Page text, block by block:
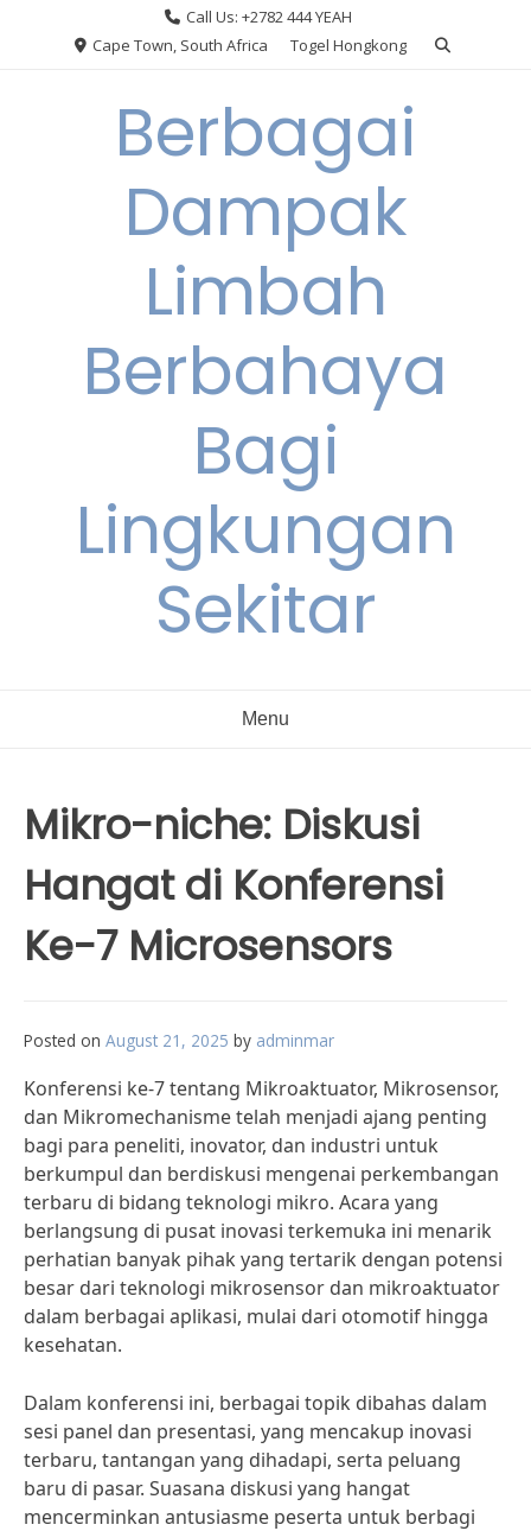
Call Us: +2782 444 YEAH
Cape Town, South Africa
Togel Hongkong
Berbagai
Dampak
Limbah
Berbahaya
Bagi
Lingkungan
Sekitar
Menu
Mikro-niche: Diskusi
Hangat di Konferensi
Ke-7 Microsensors
Posted on August 21, 2025 by adminmar
Konferensi ke-7 tentang Mikroaktuator, Mikrosensor,
dan Mikromechanisme telah menjadi ajang penting
bagi para peneliti, inovator, dan industri untuk
berkumpul dan berdiskusi mengenai perkembangan
terbaru di bidang teknologi mikro. Acara yang
berlangsung di pusat inovasi terkemuka ini menarik
perhatian banyak pihak yang tertarik dengan potensi
besar dari teknologi mikrosensor dan mikroaktuator
dalam berbagai aplikasi, mulai dari otomotif hingga
kesehatan.
Dalam konferensi ini, berbagai topik dibahas dalam
sesi panel dan presentasi, yang mencakup inovasi
terbaru, tantangan yang dihadapi, serta peluang
baru di pasar. Suasana diskusi yang hangat
mencerminkan antusiasme peserta untuk berbagi